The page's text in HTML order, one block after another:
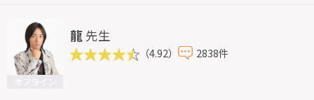
龍 先生
（4.92） 2838件